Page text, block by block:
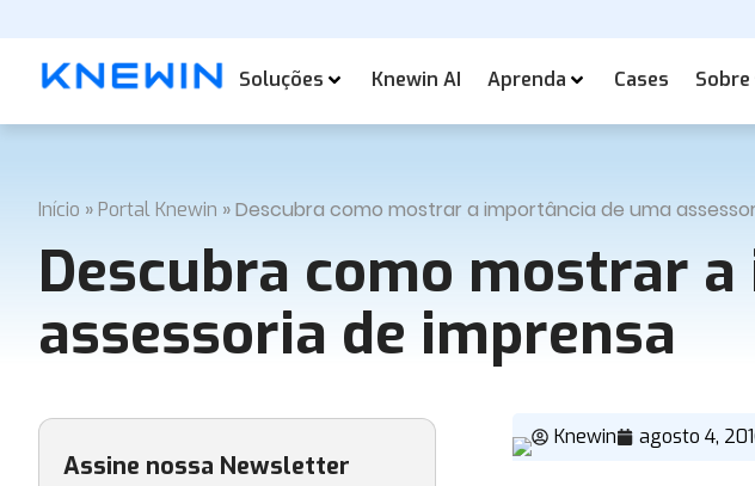
Soluções Knewin AI Aprenda Cases Sobre
Início »Portal Knewin »Descubra como mostrar a importância de uma
Descubra como mostrar
assessoria de imprensa
Assine nossa Newsletter
Knewin agosto 4,